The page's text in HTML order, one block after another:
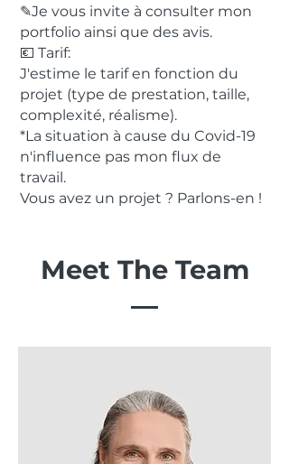
✎Je vous invite à consulter mon
portfolio ainsi que des avis.
💶 Tarif:
J'estime le tarif en fonction du
projet (type de prestation, taille,
complexité, réalisme).
*La situation à cause du Covid-19
n'influence pas mon flux de
travail.
Vous avez un projet ? Parlons-en !
Meet The Team